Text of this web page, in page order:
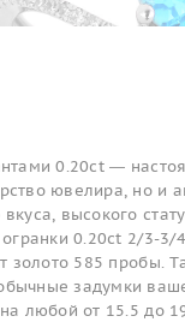
0.20ct —
ювелира, но и
высокого
0.20ct 2/3-3/
585 пробы.
задумки
любой от 15.5 до